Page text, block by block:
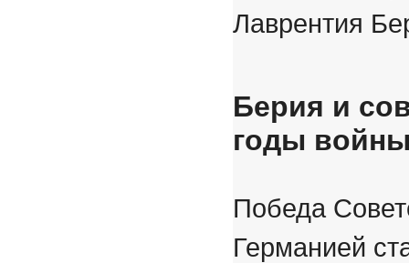
Лаврентия
Берия и
годы
Победа
Германией